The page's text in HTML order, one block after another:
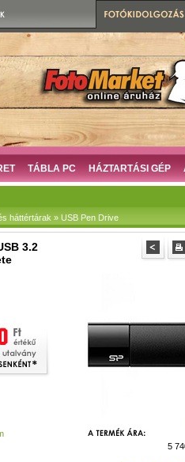
TÁBLA PC HÁZTARTÁSI GÉP
háttértárak » USB Pen Drive
3.2
5